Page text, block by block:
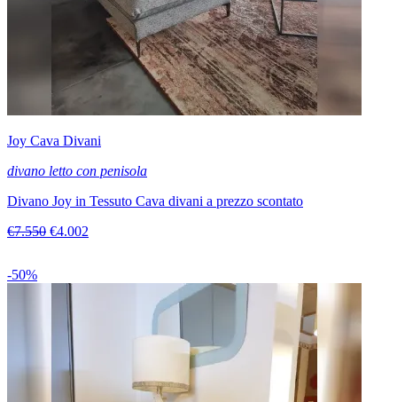
Joy Cava Divani
divano letto con penisola
Divano Joy in Tessuto Cava divani a prezzo scontato
€7.550 €4.002
-50%